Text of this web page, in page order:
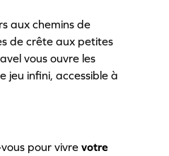
aux chemins de
de crête aux petites
vous ouvre les
jeu infini, accessible à
pour vivre votre